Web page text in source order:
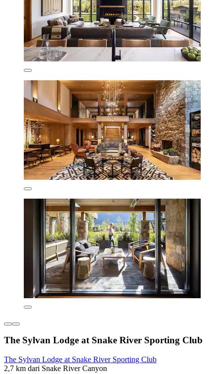
The Sylvan Lodge at Snake River Sporting Club
The Sylvan Lodge at Snake River Sporting Club
2,7 km dari Snake River Canyon